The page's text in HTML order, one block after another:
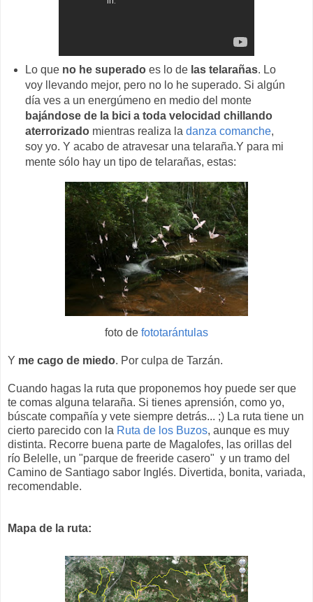
Lo que no he superadoes lo de las telarañas. Lo
voy llevando mejor, pero no lo he superado. Si algún
día ves a un energúmeno en medio del monte
bajándose de la bici a toda velocidad chillando
aterrorizadomientras realiza la danza comanche,
soy yo. Y acabo de atravesar una telaraña.Y para mi
mente sólo hay un tipo de telarañas, estas:
foto de fototarántulas
Y me cago de miedo. Por culpa de Tarzán.
Cuando hagas la ruta que proponemos hoy puede ser que
te comas alguna telaraña. Si tienes aprensión, como yo,
búscate compañía y vete siempre detrás... ;) La ruta tiene un
cierto parecido con la Ruta de los Buzos, aunque es muy
distinta. Recorre buena parte de Magalofes, las orillas del
río Belelle, un "parque de freeride casero" y un tramo del
Camino de Santiago sabor Inglés. Divertida, bonita, variada,
recomendable.
Mapa de la ruta: